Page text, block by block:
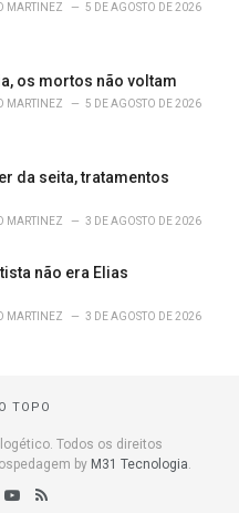
MARTINEZ 5 DE AGOSTO DE 2026
os mortos não voltam
MARTINEZ 5 DE AGOSTO DE 2026
da seita, tratamentos
MARTINEZ 3 DE AGOSTO DE 2026
não era Elias
MARTINEZ 3 DE AGOSTO DE 2026
TOPO
Todos os direitos
by M31 Tecnologia.